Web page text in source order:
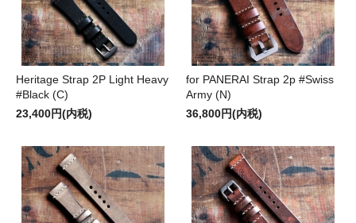
Heritage Strap 2P Light Heavy
#Black (C)
23,400円(内税)
for PANERAI Strap 2p #Swiss
Army (N)
36,800円(内税)